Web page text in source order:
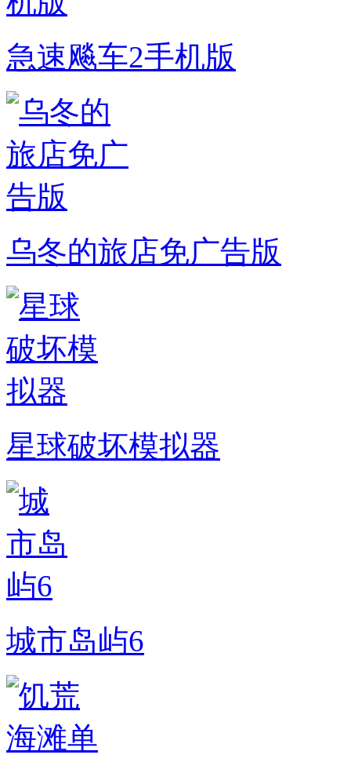
急速飚车2手机版
乌冬的旅店免广告版
星球破坏模拟器
城市岛屿6